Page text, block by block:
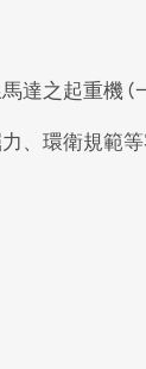
達之起重機 (
、環衛規範等